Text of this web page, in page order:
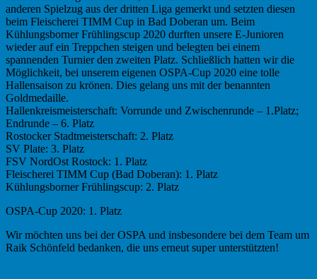
anderen Spielzug aus der dritten Liga gemerkt und setzten diesen
beim Fleischerei TIMM Cup in Bad Doberan um. Beim
Kühlungsborner Frühlingscup 2020 durften unsere E-Junioren
wieder auf ein Treppchen steigen und belegten bei einem
spannenden Turnier den zweiten Platz. Schließlich hatten wir die
Möglichkeit, bei unserem eigenen OSPA-Cup 2020 eine tolle
Hallensaison zu krönen. Dies gelang uns mit der benannten
Goldmedaille.
Hallenkreismeisterschaft: Vorrunde und Zwischenrunde – 1.Platz;
Endrunde – 6. Platz
Rostocker Stadtmeisterschaft: 2. Platz
SV Plate: 3. Platz
FSV NordOst Rostock: 1. Platz
Fleischerei TIMM Cup (Bad Doberan): 1. Platz
Kühlungsborner Frühlingscup: 2. Platz
OSPA-Cup 2020: 1. Platz
Wir möchten uns bei der OSPA und insbesondere bei dem Team um
Raik Schönfeld bedanken, die uns erneut super unterstützten!